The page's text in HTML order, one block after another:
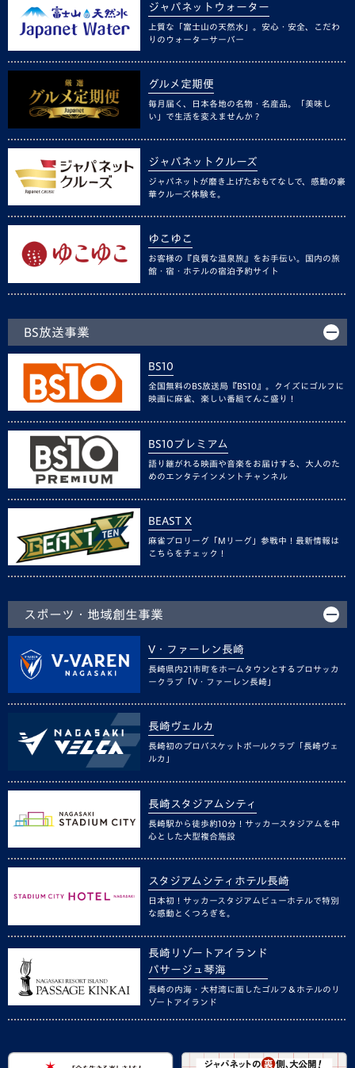
ジャパネットウォーター
上質な「富士山の天然水」。安心・安全、こだわ
りのウォーターサーバー
グルメ定期便
毎月届く、日本各地の名物・名産品。「美味し
い」で生活を変えませんか？
ジャパネットクルーズ
ジャパネットが磨き上げたおもてなしで、感動の豪
華クルーズ体験を。
ゆこゆこ
お客様の『良質な温泉旅』をお手伝い。国内の旅
館・宿・ホテルの宿泊予約サイト
BS放送事業
BS10
全国無料のBS放送局『BS10』。クイズにゴルフに
映画に麻雀、楽しい番組てんこ盛り！
BS10プレミアム
語り継がれる映画や音楽をお届けする、大人のた
めのエンタテインメントチャンネル
BEAST X
麻雀プロリーグ「Mリーグ」参戦中！最新情報は
こちらをチェック！
スポーツ・地域創生事業
V・ファーレン長崎
長崎県内21市町をホームタウンとするプロサッカ
ークラブ「V・ファーレン長崎」
長崎ヴェルカ
長崎初のプロバスケットボールクラブ「長崎ヴェ
ルカ」
長崎スタジアムシティ
長崎駅から徒歩約10分！サッカースタジアムを中
心とした大型複合施設
スタジアムシティホテル長崎
日本初！サッカースタジアムビューホテルで特別
な感動とくつろぎを。
長崎リゾートアイランド
パサージュ琴海
長崎の内海・大村湾に面したゴルフ＆ホテルのリ
ゾートアイランド